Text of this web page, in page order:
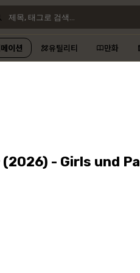
이션 유틸리티 만화
(2026) - Girls und Pa